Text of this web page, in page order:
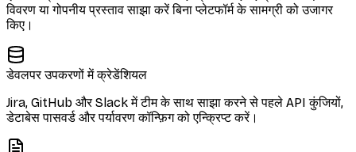
विवरण या गोपनीय प्रस्ताव साझा करें बिना प्लेटफॉर्म के सामग्री को उजागर
किए।
डेवलपर उपकरणों में क्रेडेंशियल
Jira, GitHub और Slack में टीम के साथ साझा करने से पहले API कुंजियों,
डेटाबेस पासवर्ड और पर्यावरण कॉन्फ़िग को एन्क्रिप्ट करें।